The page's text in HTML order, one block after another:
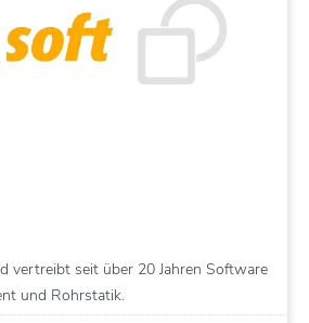
vertreibt seit über 20 Jahren Software
und Rohrstatik.